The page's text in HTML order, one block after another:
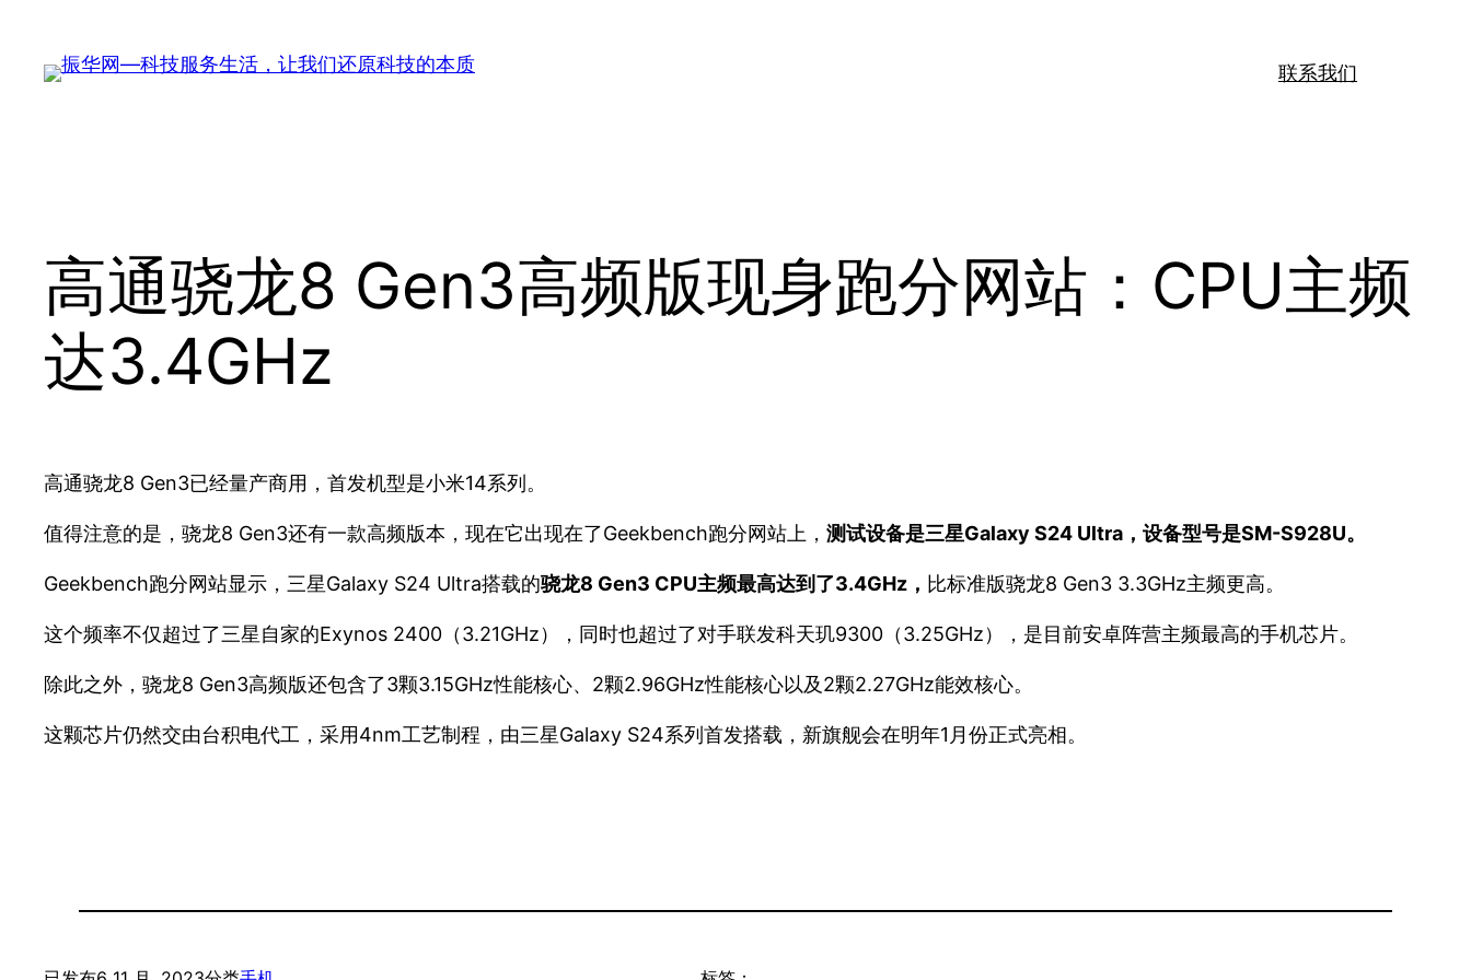
联系我们
高通骁龙8 Gen3高频版现身跑分网站：CPU主频
达3.4GHz
高通骁龙8 Gen3已经量产商用，首发机型是小米14系列。
值得注意的是，骁龙8 Gen3还有一款高频版本，现在它出现在了Geekbench跑分网站上， 测试设备是三星Galaxy S24 Ultra，设备型号是SM-S928U。
Geekbench跑分网站显示，三星Galaxy S24 Ultra搭载的骁龙8 Gen3 CPU主频最高达到了3.4GHz， 比标准版骁龙8 Gen3 3.3GHz主频更高。
这个频率不仅超过了三星自家的Exynos 2400（3.21GHz），同时也超过了对手联发科天玑9300（3.25GHz），是目前安卓阵营主频最高的手机芯片。
除此之外，骁龙8 Gen3高频版还包含了3颗3.15GHz性能核心、2颗2.96GHz性能核心以及2颗2.27GHz能效核心。
这颗芯片仍然交由台积电代工，采用4nm工艺制程，由三星Galaxy S24系列首发搭载，新旗舰会在明年1月份正式亮相。